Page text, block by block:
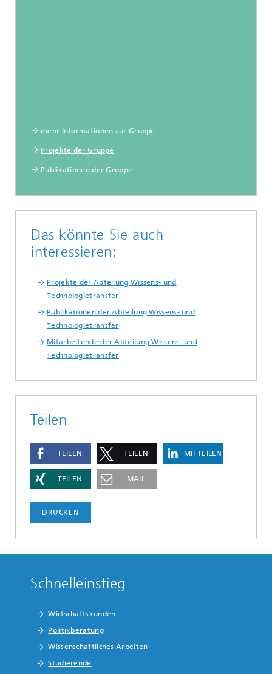
mehr Informationen zur Gruppe
Projekte der Gruppe
Publikationen der Gruppe
Das könnte Sie auch
interessieren:
Projekte der Abteilung Wissens- und
Technologietransfer
Publikationen der Abteilung Wissens- und
Technologietransfer
Mitarbeitende der Abteilung Wissens- und
Technologietransfer
Teilen
TEILEN TEILEN MITTEILEN
TEILEN MAIL
DRUCKEN
Schnelleinstieg
Wirtschaftskunden
Politikberatung
Wissenschaftliches Arbeiten
Studierende